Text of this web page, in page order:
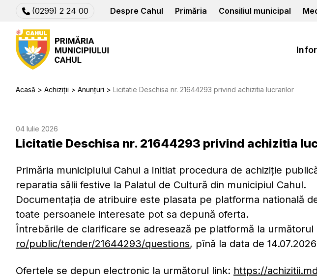
(0299) 2 24 00 Despre Cahul Primăria Consiliul municipal
Acasă Achiziții Anunțuri Licitatie Deschisa nr. 21644293 privind achizitia lucrarilor
04 Iulie 2026
Licitatie Deschisa nr. 21644293 privind achizitia
Primăria municipiului Cahul a initiat procedura de achiziție
reparatia sălii festive la Palatul de Cultură din municipiul Cahul.
Documentația de atribuire este plasata pe platforma natională
toate persoanele interesate pot sa depună oferta.
Întrebările de clarificare se adresează pe platformă la următorul
ro/public/tender/21644293/questions, pînă la data de
Ofertele se depun electronic la următorul link: https://